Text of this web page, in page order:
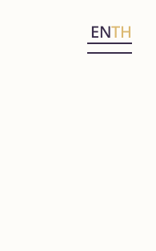
ENTH